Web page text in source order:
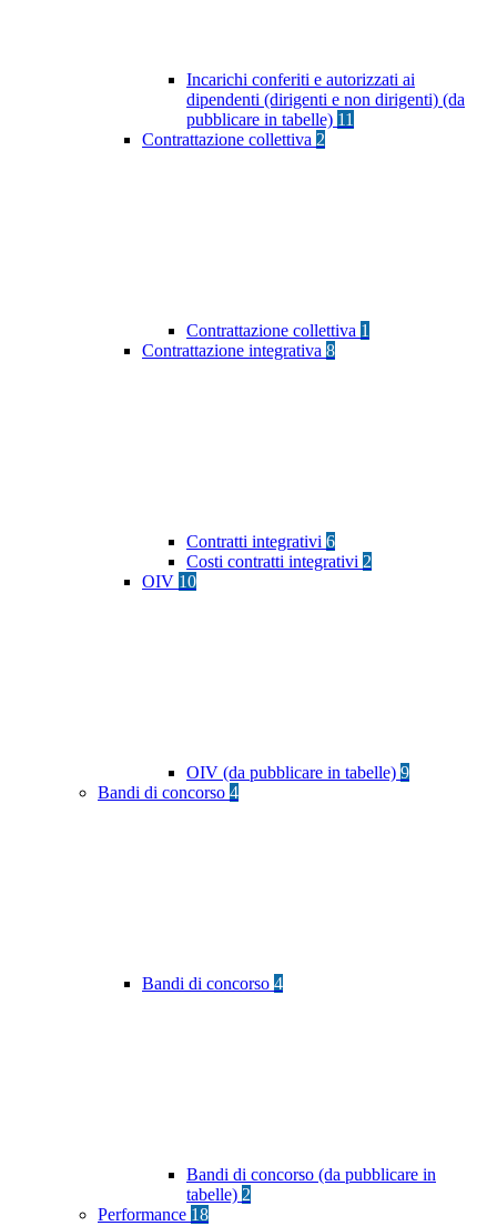
Incarichi conferiti e autorizzati ai
dipendenti (dirigenti e non dirigenti) (da
pubblicare in tabelle) 11
Contrattazione collettiva 2
Contrattazione collettiva 1
Contrattazione integrativa 8
Contratti integrativi 6
Costi contratti integrativi 2
OIV 10
OIV (da pubblicare in tabelle) 9
Bandi di concorso 4
Bandi di concorso 4
Bandi di concorso (da pubblicare in
tabelle) 2
Performance 18